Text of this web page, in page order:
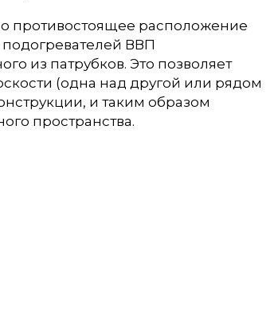
противостоящее расположение
подогревателей ВВП
из патрубков. Это позволяет
(одна над другой или рядом
и таким образом
пространства.